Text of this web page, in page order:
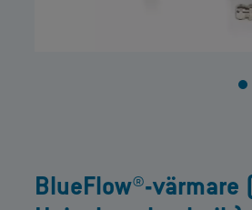
BlueFlow®‑värmare